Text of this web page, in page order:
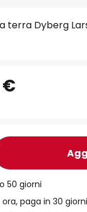
terra Dyberg
€
50 giorni
paga in 30